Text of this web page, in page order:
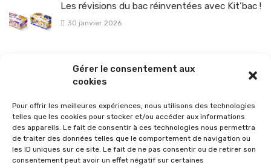
Gérer le consentement aux
cookies
Pour offrir les meilleures expériences, nous utilisons des technologies
telles que les cookies pour stocker et/ou accéder aux informations
des appareils. Le fait de consentir à ces technologies nous permettra
de traiter des données telles que le comportement de navigation ou
les ID uniques sur ce site. Le fait de ne pas consentir ou de retirer son
consentement peut avoir un effet négatif sur certaines
Les révisions du bac réinventées avec Kit’bac !
30 janvier 2026